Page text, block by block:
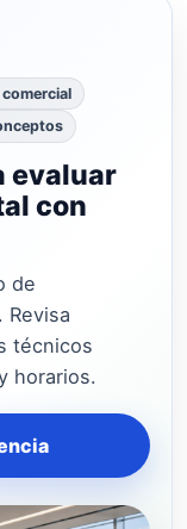
evaluar
con
de
Revisa
técnicos
horarios.